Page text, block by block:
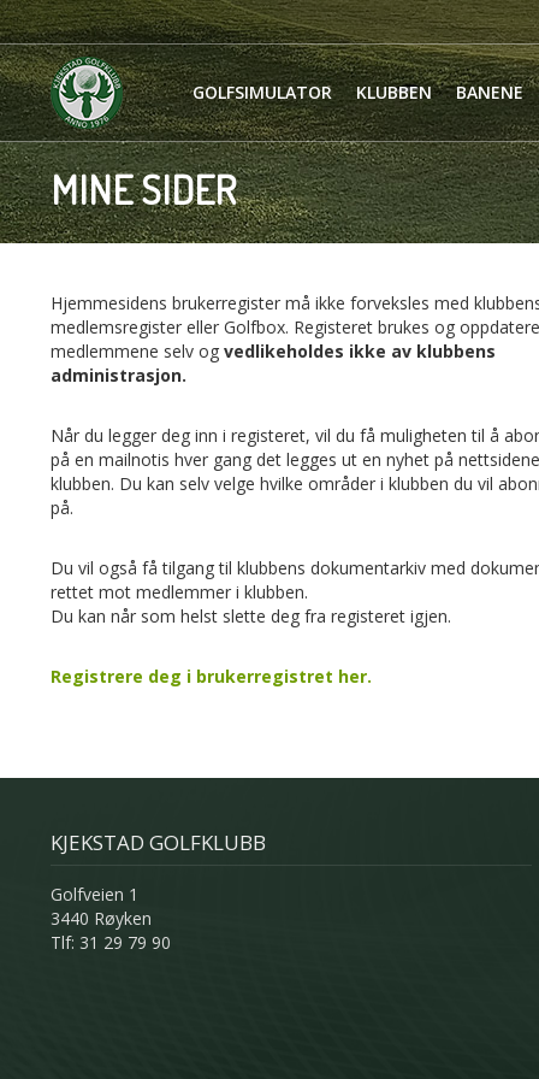
GOLFSIMULATOR KLUBBEN BANENE
MINE SIDER
Hjemmesidens brukerregister må ikke forveksles med
medlemsregister eller Golfbox. Registeret brukes og
medlemmene selv og vedlikeholdes ikke av klubbens
administrasjon.
Når du legger deg inn i registeret, vil du få muligheten til å
på en mailnotis hver gang det legges ut en nyhet på
klubben. Du kan selv velge hvilke områder i klubben du vil
på.
Du vil også få tilgang til klubbens dokumentarkiv med
rettet mot medlemmer i klubben.
Du kan når som helst slette deg fra registeret igjen.
Registrere deg i brukerregistret her.
KJEKSTAD GOLFKLUBB
Golfveien 1
3440 Røyken
Tlf: 31 29 79 90